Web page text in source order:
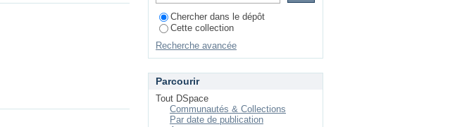
Chercher dans le dépôt
Cette collection
Recherche avancée
Parcourir
Tout DSpace
Communautés & Collections
Par date de publication